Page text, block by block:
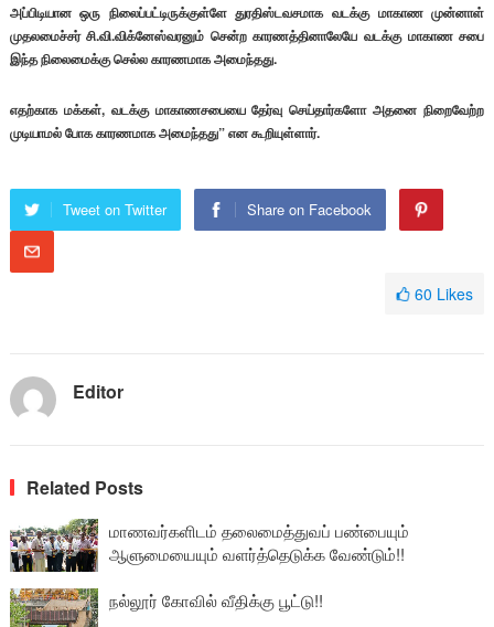
அப்பிடியான ஒரு நிலைப்பட்டிருக்குள்ளே துரதிஸ்டவசமாக வடக்கு மாகாண முன்னாள்
முதலமைச்சர் சி.வி.விக்னேஸ்வரனும் சென்ற காரணத்தினாலேயே வடக்கு மாகாண சபை
இந்த நிலைமைக்கு செல்ல காரணமாக அமைந்தது.
எதற்காக மக்கள், வடக்கு மாகாணசபையை தேர்வு செய்தார்களோ அதனை நிறைவேற்ற
முடியாமல் போக காரணமாக அமைந்தது” என கூறியுள்ளார்.
Tweet on Twitter Share on Facebook
60 Likes
Editor
Related Posts
மாணவர்களிடம் தலைமைத்துவப் பண்பையும்
ஆளுமையையும் வளர்த்தெடுக்க வேண்டும்!!
நல்லூர் கோவில் வீதிக்கு பூட்டு!!